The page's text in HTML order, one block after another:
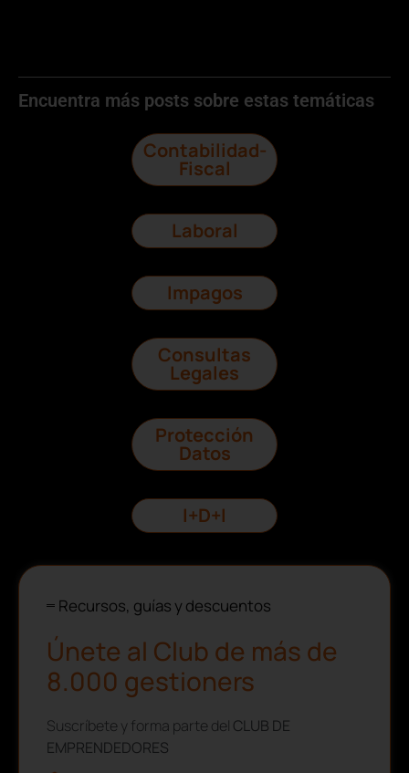
Encuentra más posts sobre estas temáticas
Contabilidad-
Fiscal
Laboral
Impagos
Consultas
Legales
Protección
Datos
I+D+I
Recursos, guías y descuentos
Únete al Club de más de
8.000 gestioners
Suscríbete y forma parte del CLUB DE
EMPRENDEDORES